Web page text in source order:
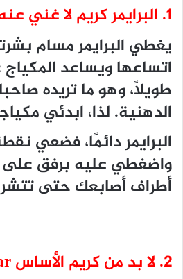
1. البرايمر كريم لا غني عنه
يغطي البرايمر مسام
اتساعها ويساعد
طويلاً، وهو ما تريده
الدهنية. لذا، ابدئي
البرايمر دائمًا، فضعي
واضغطي عليه برفق على
أطراف أصابعك حتى
2. لا بد من كريم الأساس Long-Wear